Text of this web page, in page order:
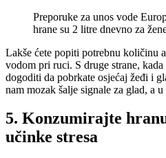
Preporuke za unos vode
hrane su 2 litre dnevno za
Lakše ćete popiti potrebnu količinu
vodom pri ruci. S druge strane,
dogoditi da pobrkate osjećaj žeđi i
nam mozak šalje signale za glad, a
5. Konzumirajte
učinke stresa